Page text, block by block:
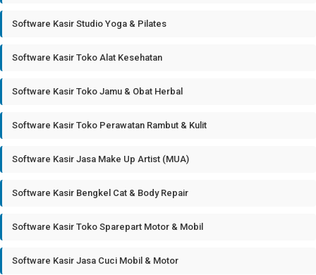
Software Kasir Studio Yoga & Pilates
Software Kasir Toko Alat Kesehatan
Software Kasir Toko Jamu & Obat Herbal
Software Kasir Toko Perawatan Rambut & Kulit
Software Kasir Jasa Make Up Artist (MUA)
Software Kasir Bengkel Cat & Body Repair
Software Kasir Toko Sparepart Motor & Mobil
Software Kasir Jasa Cuci Mobil & Motor